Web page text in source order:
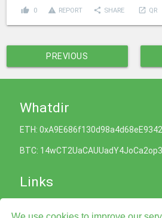
thumb_up 0 report_problem REPORT share SHARE launch QR
PREVIOUS
Whatdir
ETH:
BTC:
Links